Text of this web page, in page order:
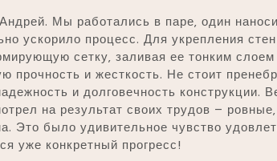
Мы работались в паре‚ один
ускорило процесс. Для укрепления
сетку‚ заливая ее тонким
прочность и жесткость. Не стоит
и долговечность конструкции.
на результат своих трудов –
Это было удивительное чувство
уже конкретный прогресс!